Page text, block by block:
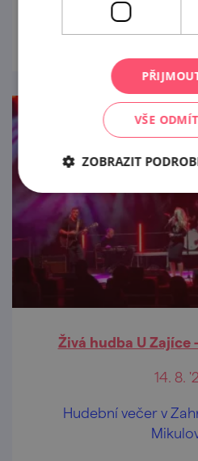
Živá hudba U Zajíce
14. 8.
Hudební večer v
VŠE
ZOBRAZIT